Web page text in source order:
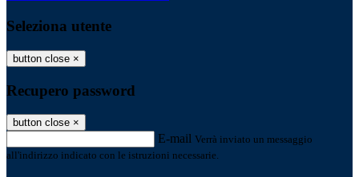
Seleziona utente
button close ×
Recupero password
button close ×
E-mail Verrà inviato un messaggio
all'indirizzo indicato con le istruzioni necessarie.